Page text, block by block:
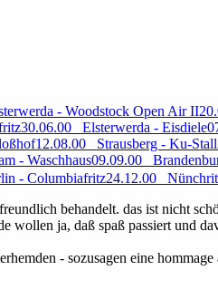
- Woodstock Open Air II
30.06.00 Elsterwerda - Eisdiele
12.08.00 Strausberg - Ku-Stall
- Waschhaus09.09.00
- Columbiafritz24.12.00
behandelt. das ist nicht
wollen ja, daß spaß passiert und
- sozusagen eine